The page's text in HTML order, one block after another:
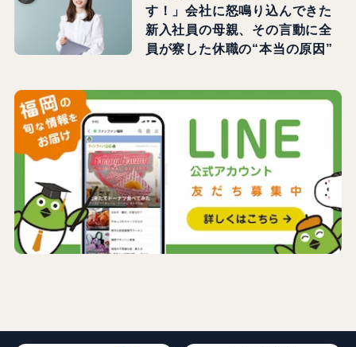
す！」会社に怒鳴り込んできた
新入社員の母親、その言動に全
員が察した休職の“本当の原因”